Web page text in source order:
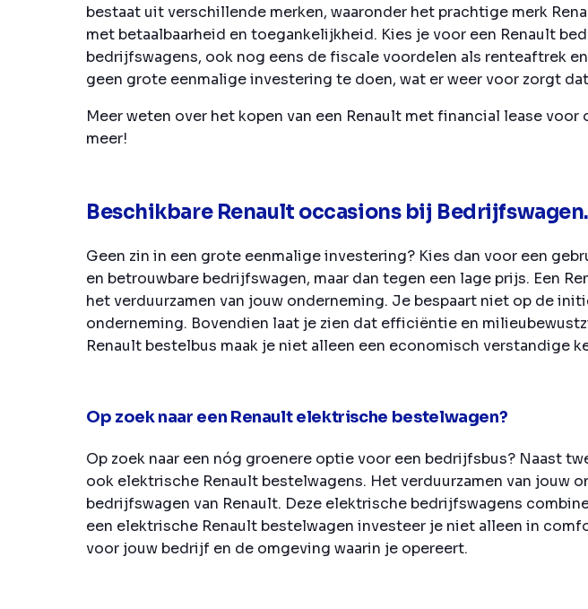
bestaat uit verschillende merken, waaronder het prachtige merk
met betaalbaarheid en toegankelijkheid. Kies je voor een Renault
bedrijfswagens, ook nog eens de fiscale voordelen als renteaftrek
geen grote eenmalige investering te doen, wat er weer voor zorgt
Meer weten over het kopen van een Renault met financial lease
meer!
Beschikbare Renault occasions bij
Geen zin in een grote eenmalige investering? Kies dan voor een
en betrouwbare bedrijfswagen, maar dan tegen een lage prijs. Een
het verduurzamen van jouw onderneming. Je bespaart niet op de
onderneming. Bovendien laat je zien dat efficiëntie en
Renault bestelbus maak je niet alleen een economisch verstandige
Op zoek naar een Renault elektrische bestelwagen?
Op zoek naar een nóg groenere optie voor een bedrijfsbus? Naast
ook elektrische Renault bestelwagens. Het verduurzamen van
bedrijfswagen van Renault. Deze elektrische bedrijfswagens
een elektrische Renault bestelwagen investeer je niet alleen in
voor jouw bedrijf en de omgeving waarin je opereert.